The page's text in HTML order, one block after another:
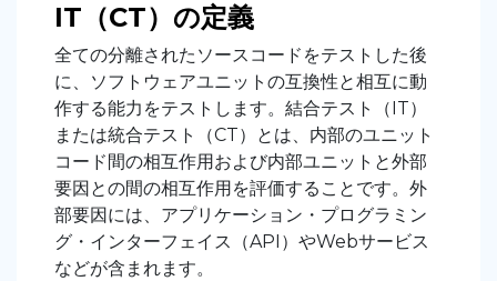
IT（CT）の定義
全ての分離されたソースコードをテストした後
に、ソフトウェアユニットの互換性と相互に動
作する能力をテストします。結合テスト（IT）
または統合テスト（CT）とは、内部のユニット
コード間の相互作用および内部ユニットと外部
要因との間の相互作用を評価することです。外
部要因には、アプリケーション・プログラミン
グ・インターフェイス（API）やWebサービス
などが含まれます。